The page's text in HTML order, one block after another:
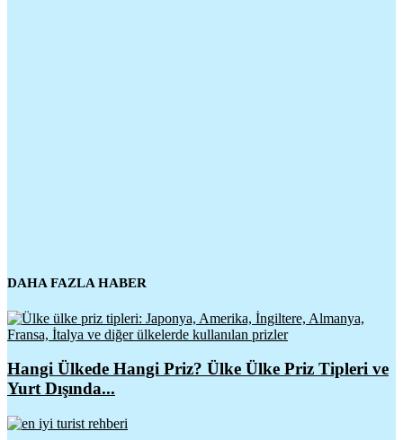
DAHA FAZLA HABER
Hangi Ülkede Hangi Priz? Ülke Ülke Priz Tipleri ve
Yurt Dışında...